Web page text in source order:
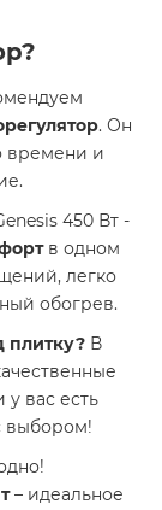
. Он
времени и
450 Вт -
в одном
легко
обогрев.
плитку? В
у вас есть
выбором!
– идеальное